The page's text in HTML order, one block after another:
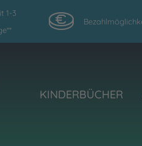
1-3
KINDERBÜCHER